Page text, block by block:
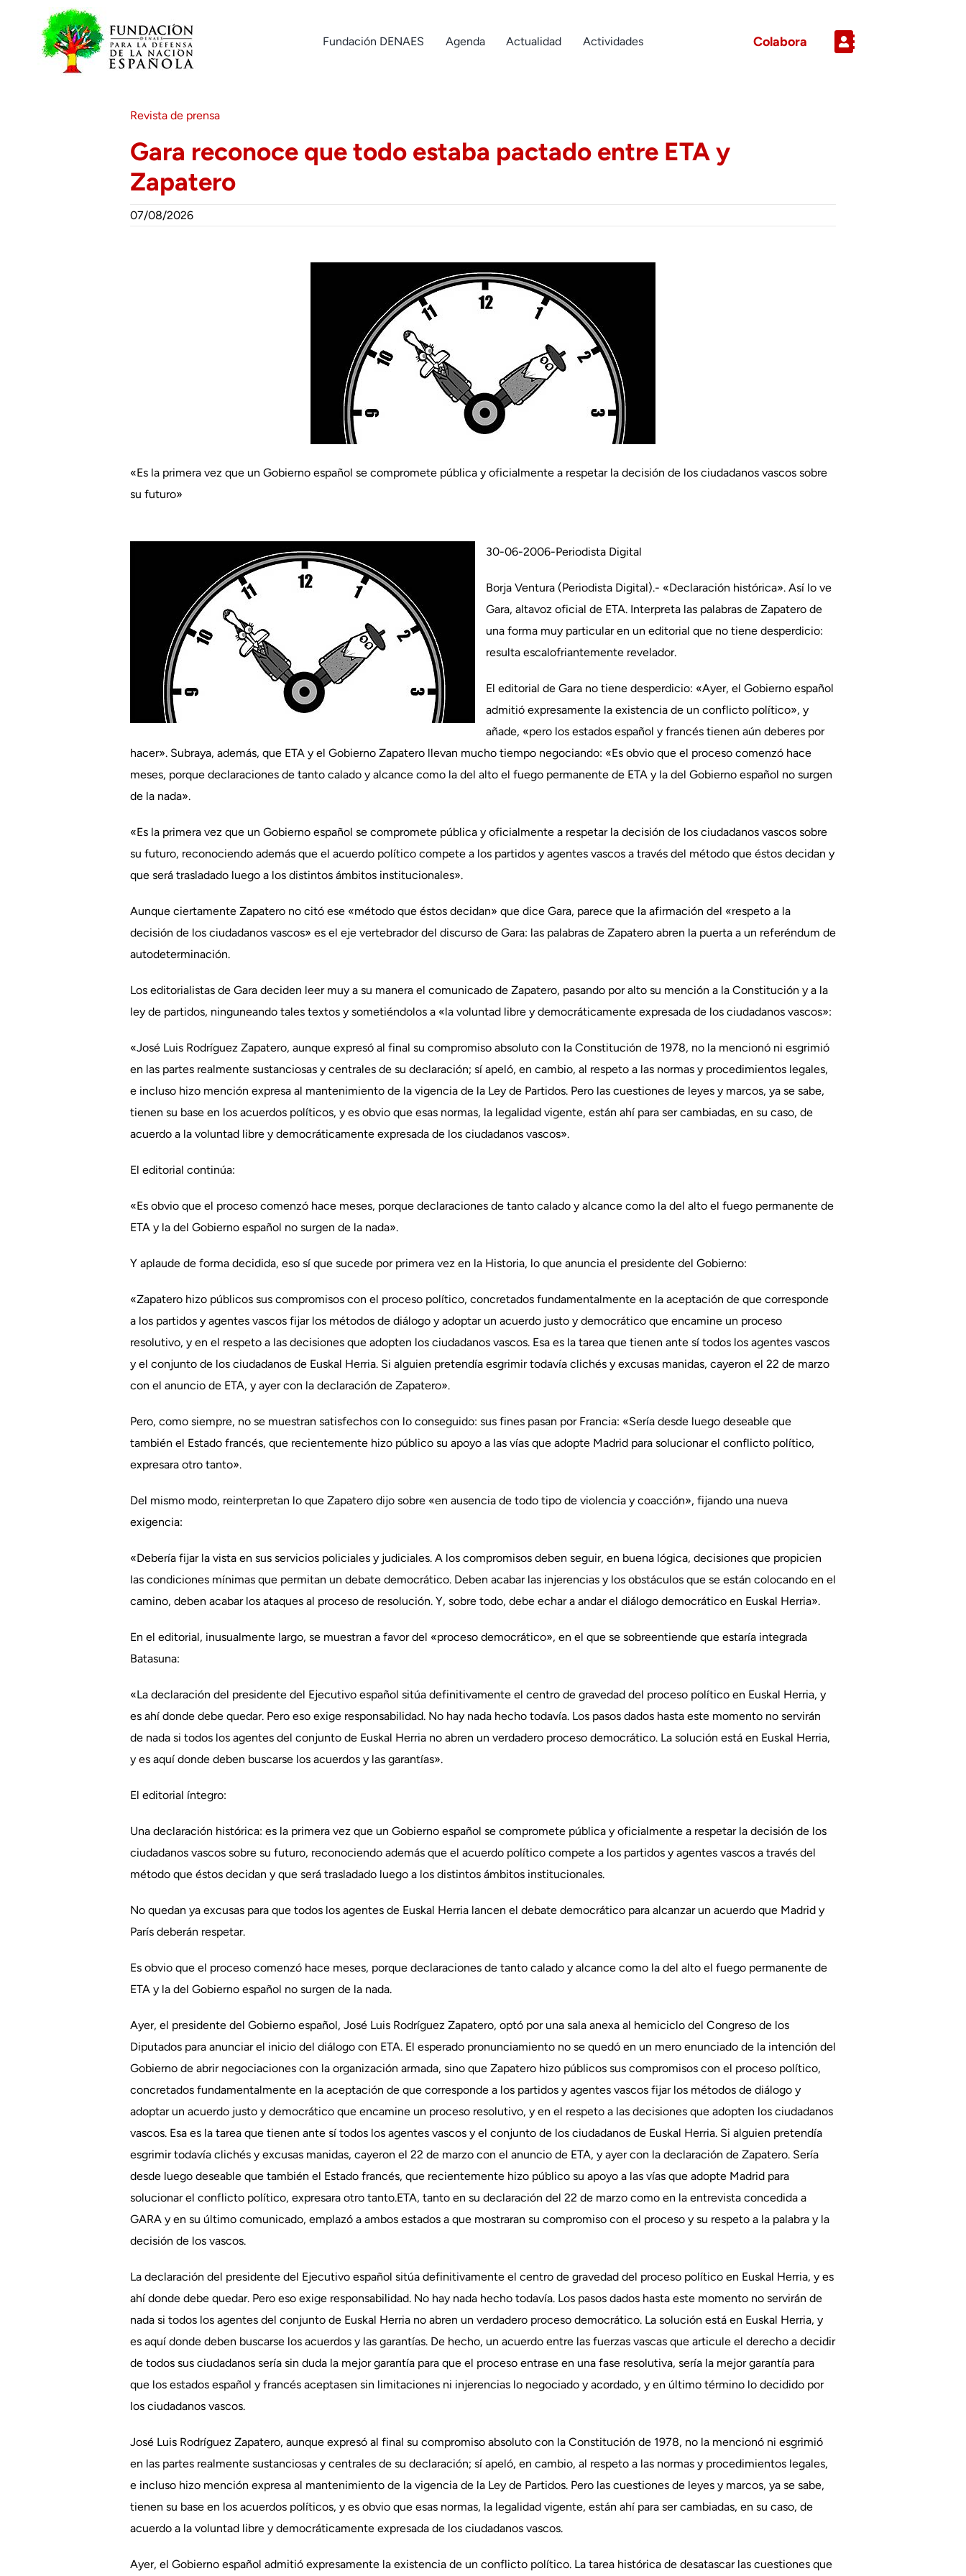
contenido
Fundación DENAES Agenda Actualidad Actividades Colabora
Revista de prensa
Gara reconoce que todo estaba pactado entre ETA y
Zapatero
07/08/2026
«Es la primera vez que un Gobierno español se compromete pública y oficialmente a respetar la decisión de los ciudadanos vascos sobre
su futuro»
30-06-2006-Periodista Digital
Borja Ventura (Periodista Digital).- «Declaración histórica». Así lo ve
Gara, altavoz oficial de ETA. Interpreta las palabras de Zapatero de
una forma muy particular en un editorial que no tiene desperdicio:
resulta escalofriantemente revelador.
El editorial de Gara no tiene desperdicio: «Ayer, el Gobierno español
admitió expresamente la existencia de un conflicto político», y
añade, «pero los estados español y francés tienen aún deberes por
hacer». Subraya, además, que ETA y el Gobierno Zapatero llevan mucho tiempo negociando: «Es obvio que el proceso comenzó hace
meses, porque declaraciones de tanto calado y alcance como la del alto el fuego permanente de ETA y la del Gobierno español no surgen
de la nada».
«Es la primera vez que un Gobierno español se compromete pública y oficialmente a respetar la decisión de los ciudadanos vascos sobre
su futuro, reconociendo además que el acuerdo político compete a los partidos y agentes vascos a través del método que éstos decidan y
que será trasladado luego a los distintos ámbitos institucionales».
Aunque ciertamente Zapatero no citó ese «método que éstos decidan» que dice Gara, parece que la afirmación del «respeto a la
decisión de los ciudadanos vascos» es el eje vertebrador del discurso de Gara: las palabras de Zapatero abren la puerta a un referéndum de
autodeterminación.
Los editorialistas de Gara deciden leer muy a su manera el comunicado de Zapatero, pasando por alto su mención a la Constitución y a la
ley de partidos, ninguneando tales textos y sometiéndolos a «la voluntad libre y democráticamente expresada de los ciudadanos vascos»:
«José Luis Rodríguez Zapatero, aunque expresó al final su compromiso absoluto con la Constitución de 1978, no la mencionó ni esgrimió
en las partes realmente sustanciosas y centrales de su declaración; sí apeló, en cambio, al respeto a las normas y procedimientos legales,
e incluso hizo mención expresa al mantenimiento de la vigencia de la Ley de Partidos. Pero las cuestiones de leyes y marcos, ya se sabe,
tienen su base en los acuerdos políticos, y es obvio que esas normas, la legalidad vigente, están ahí para ser cambiadas, en su caso, de
acuerdo a la voluntad libre y democráticamente expresada de los ciudadanos vascos».
El editorial continúa:
«Es obvio que el proceso comenzó hace meses, porque declaraciones de tanto calado y alcance como la del alto el fuego permanente de
ETA y la del Gobierno español no surgen de la nada».
Y aplaude de forma decidida, eso sí que sucede por primera vez en la Historia, lo que anuncia el presidente del Gobierno:
«Zapatero hizo públicos sus compromisos con el proceso político, concretados fundamentalmente en la aceptación de que corresponde
a los partidos y agentes vascos fijar los métodos de diálogo y adoptar un acuerdo justo y democrático que encamine un proceso
resolutivo, y en el respeto a las decisiones que adopten los ciudadanos vascos. Esa es la tarea que tienen ante sí todos los agentes vascos
y el conjunto de los ciudadanos de Euskal Herria. Si alguien pretendía esgrimir todavía clichés y excusas manidas, cayeron el 22 de marzo
con el anuncio de ETA, y ayer con la declaración de Zapatero».
Pero, como siempre, no se muestran satisfechos con lo conseguido: sus fines pasan por Francia: «Sería desde luego deseable que
también el Estado francés, que recientemente hizo público su apoyo a las vías que adopte Madrid para solucionar el conflicto político,
expresara otro tanto».
Del mismo modo, reinterpretan lo que Zapatero dijo sobre «en ausencia de todo tipo de violencia y coacción», fijando una nueva
exigencia:
«Debería fijar la vista en sus servicios policiales y judiciales. A los compromisos deben seguir, en buena lógica, decisiones que propicien
las condiciones mínimas que permitan un debate democrático. Deben acabar las injerencias y los obstáculos que se están colocando en el
camino, deben acabar los ataques al proceso de resolución. Y, sobre todo, debe echar a andar el diálogo democrático en Euskal Herria».
En el editorial, inusualmente largo, se muestran a favor del «proceso democrático», en el que se sobreentiende que estaría integrada
Batasuna:
«La declaración del presidente del Ejecutivo español sitúa definitivamente el centro de gravedad del proceso político en Euskal Herria, y
es ahí donde debe quedar. Pero eso exige responsabilidad. No hay nada hecho todavía. Los pasos dados hasta este momento no servirán
de nada si todos los agentes del conjunto de Euskal Herria no abren un verdadero proceso democrático. La solución está en Euskal Herria,
y es aquí donde deben buscarse los acuerdos y las garantías».
El editorial íntegro:
Una declaración histórica: es la primera vez que un Gobierno español se compromete pública y oficialmente a respetar la decisión de los
ciudadanos vascos sobre su futuro, reconociendo además que el acuerdo político compete a los partidos y agentes vascos a través del
método que éstos decidan y que será trasladado luego a los distintos ámbitos institucionales.
No quedan ya excusas para que todos los agentes de Euskal Herria lancen el debate democrático para alcanzar un acuerdo que Madrid y
París deberán respetar.
Es obvio que el proceso comenzó hace meses, porque declaraciones de tanto calado y alcance como la del alto el fuego permanente de
ETA y la del Gobierno español no surgen de la nada.
Ayer, el presidente del Gobierno español, José Luis Rodríguez Zapatero, optó por una sala anexa al hemiciclo del Congreso de los
Diputados para anunciar el inicio del diálogo con ETA. El esperado pronunciamiento no se quedó en un mero enunciado de la intención del
Gobierno de abrir negociaciones con la organización armada, sino que Zapatero hizo públicos sus compromisos con el proceso político,
concretados fundamentalmente en la aceptación de que corresponde a los partidos y agentes vascos fijar los métodos de diálogo y
adoptar un acuerdo justo y democrático que encamine un proceso resolutivo, y en el respeto a las decisiones que adopten los ciudadanos
vascos. Esa es la tarea que tienen ante sí todos los agentes vascos y el conjunto de los ciudadanos de Euskal Herria. Si alguien pretendía
esgrimir todavía clichés y excusas manidas, cayeron el 22 de marzo con el anuncio de ETA, y ayer con la declaración de Zapatero. Sería
desde luego deseable que también el Estado francés, que recientemente hizo público su apoyo a las vías que adopte Madrid para
solucionar el conflicto político, expresara otro tanto.ETA, tanto en su declaración del 22 de marzo como en la entrevista concedida a
GARA y en su último comunicado, emplazó a ambos estados a que mostraran su compromiso con el proceso y su respeto a la palabra y la
decisión de los vascos.
La declaración del presidente del Ejecutivo español sitúa definitivamente el centro de gravedad del proceso político en Euskal Herria, y es
ahí donde debe quedar. Pero eso exige responsabilidad. No hay nada hecho todavía. Los pasos dados hasta este momento no servirán de
nada si todos los agentes del conjunto de Euskal Herria no abren un verdadero proceso democrático. La solución está en Euskal Herria, y
es aquí donde deben buscarse los acuerdos y las garantías. De hecho, un acuerdo entre las fuerzas vascas que articule el derecho a decidir
de todos sus ciudadanos sería sin duda la mejor garantía para que el proceso entrase en una fase resolutiva, sería la mejor garantía para
que los estados español y francés aceptasen sin limitaciones ni injerencias lo negociado y acordado, y en último término lo decidido por
los ciudadanos vascos.
José Luis Rodríguez Zapatero, aunque expresó al final su compromiso absoluto con la Constitución de 1978, no la mencionó ni esgrimió
en las partes realmente sustanciosas y centrales de su declaración; sí apeló, en cambio, al respeto a las normas y procedimientos legales,
e incluso hizo mención expresa al mantenimiento de la vigencia de la Ley de Partidos. Pero las cuestiones de leyes y marcos, ya se sabe,
tienen su base en los acuerdos políticos, y es obvio que esas normas, la legalidad vigente, están ahí para ser cambiadas, en su caso, de
acuerdo a la voluntad libre y democráticamente expresada de los ciudadanos vascos.
Ayer, el Gobierno español admitió expresamente la existencia de un conflicto político. La tarea histórica de desatascar las cuestiones que